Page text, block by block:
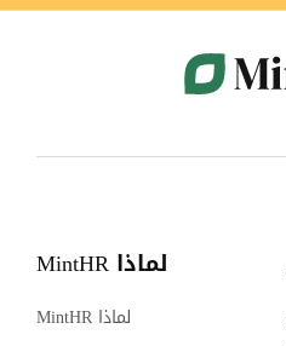
لماذا MintHR
لماذا MintHR